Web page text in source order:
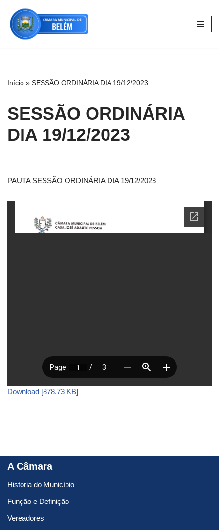
Pular
para
Início » SESSÃO ORDINÁRIA DIA 19/12/2023
SESSÃO ORDINÁRIA
DIA 19/12/2023
PAUTA SESSÃO ORDINÁRIA DIA 19/12/2023
Download [878.73 KB]
A Câmara
História do Município
Função e Definição
Vereadores